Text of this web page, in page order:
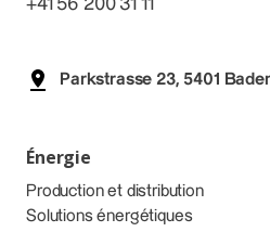
+41 56 200 31 11
Parkstrasse 23, 5401
Énergie
Production et distribution
Solutions énergétiques